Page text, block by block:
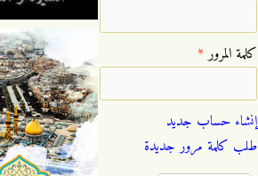
‏كلمة المرور ‏*
إنشاء حساب جديد
طلب كلمة مرور جديدة